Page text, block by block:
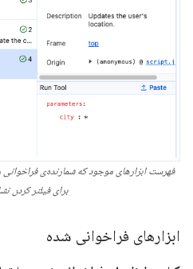
فهرست ابزارهای موجود که شمارنده‌ی
برای فیلتر کردن
ابزارهای فراخوانی شده